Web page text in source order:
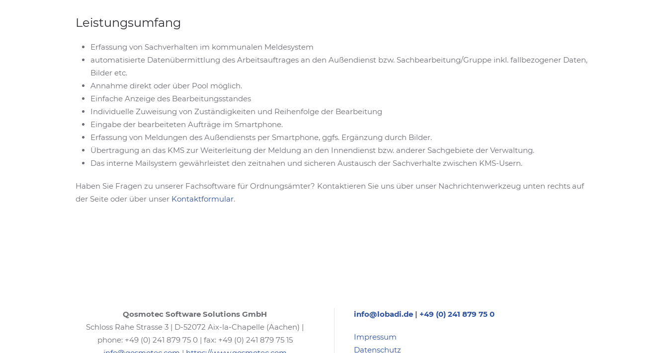
Leistungsumfang
Erfassung von Sachverhalten im kommunalen Meldesystem
automatisierte Datenübermittlung des Arbeitsauftrages an den Außendienst bzw. Sachbearbeitung/Gruppe inkl. fallbezogener Daten,
Bilder etc.
Annahme direkt oder über Pool möglich.
Einfache Anzeige des Bearbeitungsstandes
Individuelle Zuweisung von Zuständigkeiten und Reihenfolge der Bearbeitung
Eingabe der bearbeiteten Aufträge im Smartphone.
Erfassung von Meldungen des Außendiensts per Smartphone, ggfs. Ergänzung durch Bilder.
Übertragung an das KMS zur Weiterleitung der Meldung an den Innendienst bzw. anderer Sachgebiete der Verwaltung.
Das interne Mailsystem gewährleistet den zeitnahen und sicheren Austausch der Sachverhalte zwischen KMS-Usern.
Haben Sie Fragen zu unserer Fachsoftware für Ordnungsämter? Kontaktieren Sie uns über unser Nachrichtenwerkzeug unten rechts auf
der Seite oder über unser Kontaktformular.
Qosmotec Software Solutions GmbH
Schloss Rahe Strasse 3 | D-52072 Aix-la-Chapelle (Aachen) |
phone: +49 (0) 241 879 75 0 | fax: +49 (0) 241 879 75 15
info@lobadi.de | +49 (0) 241 879 75 0
Impressum
Datenschutz